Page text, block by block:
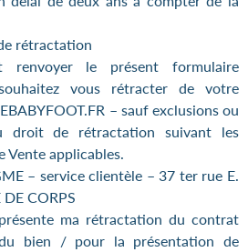
rétractation
renvoyer le présent formulaire
vous rétracter de votre
– sauf exclusions ou
droit de rétractation suivant les
Vente applicables.
– service clientèle – 37 ter rue E.
CORPS
ma rétractation du contrat
bien / pour la présentation de